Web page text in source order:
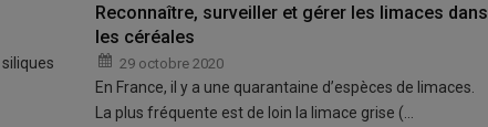
Reconnaître, surveiller et gérer les limaces dans
les céréales
29 octobre 2020
En France, il y a une quarantaine d’espèces de limaces.
La plus fréquente est de loin la limace grise (…